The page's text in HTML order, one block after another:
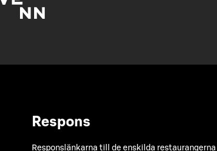
Respons
Responslänkarna till de enskilda restaurangerna